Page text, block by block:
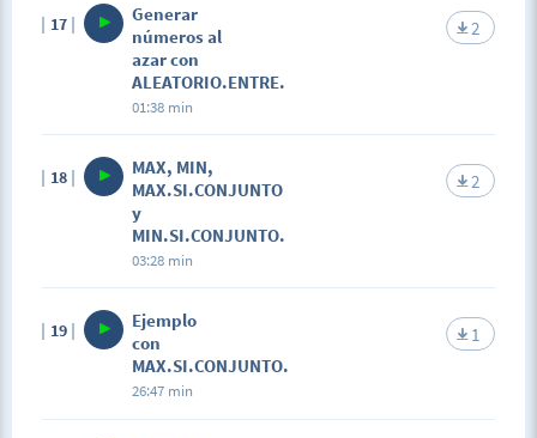
17
Generar
números al
azar con
ALEATORIO.ENTRE.
01:38 min
2
18
MAX, MIN,
MAX.SI.CONJUNTO
y
MIN.SI.CONJUNTO.
03:28 min
2
19
Ejemplo
con
MAX.SI.CONJUNTO.
26:47 min
1